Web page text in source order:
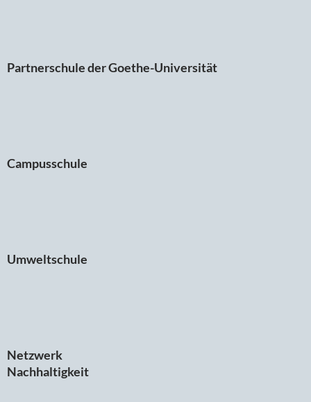
Partnerschule der Goethe-Universität
Campusschule
Umweltschule
Netzwerk
Nachhaltigkeit